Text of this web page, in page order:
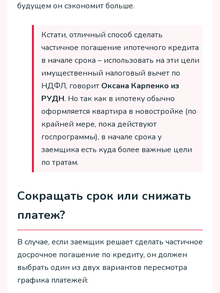
будущем он сэкономит больше.
Кстати, отличный способ сделать
частичное погашение ипотечного кредита
в начале срока – использовать на эти цели
имущественный налоговый вычет по
НДФЛ, говорит Оксана Карпенко из
РУДН. Но так как в ипотеку обычно
оформляется квартира в новостройке (по
крайней мере, пока действуют
госпрограммы), в начале срока у
заемщика есть куда более важные цели
по тратам.
Сокращать срок или снижать
платеж?
В случае, если заемщик решает сделать частичное
досрочное погашение по кредиту, он должен
выбрать один из двух вариантов пересмотра
графика платежей: